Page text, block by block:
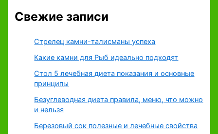
Свежие записи
Стрелец камни-талисманы успеха
Какие камни для Рыб идеально подходят
Стол 5 лечебная диета показания и основные
принципы
Безуглеводная диета правила, меню, что можно
и нельзя
Березовый сок полезные и лечебные свойства